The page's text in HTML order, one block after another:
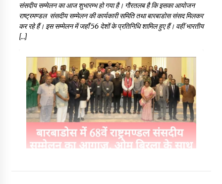
संसदीय सम्मेलन का आज शुभारम्भ हो गया है। गौरतलब है कि इसका आयोजन
राष्ट्रमण्डल संसदीय सम्मेलन की कार्यकारी समिति तथा बारबाडोस संसद मिलकर
कर रहे हैं। इस सम्मेलन में जहाँ 56 देशों के प्रतिनिधि शामिल हुए हैं। वहीं भारतीय
[…]